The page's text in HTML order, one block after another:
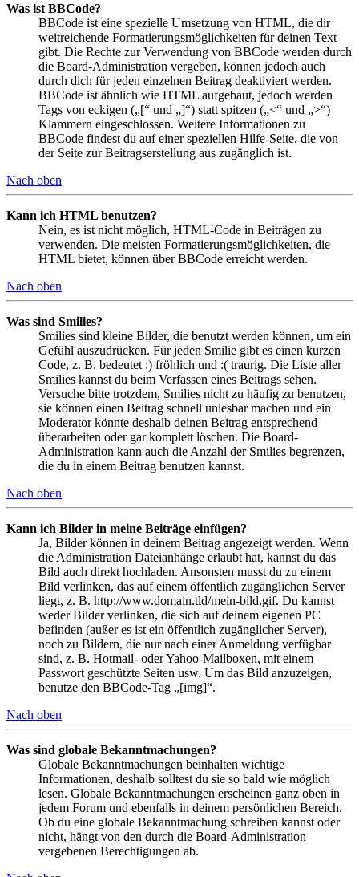
Was ist BBCode?
BBCode ist eine spezielle Umsetzung von HTML, die dir
weitreichende Formatierungsmöglichkeiten für deinen Text
gibt. Die Rechte zur Verwendung von BBCode werden durch
die Board-Administration vergeben, können jedoch auch
durch dich für jeden einzelnen Beitrag deaktiviert werden.
BBCode ist ähnlich wie HTML aufgebaut, jedoch werden
Tags von eckigen („[“ und „]“) statt spitzen („<“ und „>“)
Klammern eingeschlossen. Weitere Informationen zu
BBCode findest du auf einer speziellen Hilfe-Seite, die von
der Seite zur Beitragserstellung aus zugänglich ist.
Nach oben
Kann ich HTML benutzen?
Nein, es ist nicht möglich, HTML-Code in Beiträgen zu
verwenden. Die meisten Formatierungsmöglichkeiten, die
HTML bietet, können über BBCode erreicht werden.
Nach oben
Was sind Smilies?
Smilies sind kleine Bilder, die benutzt werden können, um ein
Gefühl auszudrücken. Für jeden Smilie gibt es einen kurzen
Code, z. B. bedeutet :) fröhlich und :( traurig. Die Liste aller
Smilies kannst du beim Verfassen eines Beitrags sehen.
Versuche bitte trotzdem, Smilies nicht zu häufig zu benutzen,
sie können einen Beitrag schnell unlesbar machen und ein
Moderator könnte deshalb deinen Beitrag entsprechend
überarbeiten oder gar komplett löschen. Die Board-
Administration kann auch die Anzahl der Smilies begrenzen,
die du in einem Beitrag benutzen kannst.
Nach oben
Kann ich Bilder in meine Beiträge einfügen?
Ja, Bilder können in deinem Beitrag angezeigt werden. Wenn
die Administration Dateianhänge erlaubt hat, kannst du das
Bild auch direkt hochladen. Ansonsten musst du zu einem
Bild verlinken, das auf einem öffentlich zugänglichen Server
liegt, z. B. http://www.domain.tld/mein-bild.gif. Du kannst
weder Bilder verlinken, die sich auf deinem eigenen PC
befinden (außer es ist ein öffentlich zugänglicher Server),
noch zu Bildern, die nur nach einer Anmeldung verfügbar
sind, z. B. Hotmail- oder Yahoo-Mailboxen, mit einem
Passwort geschützte Seiten usw. Um das Bild anzuzeigen,
benutze den BBCode-Tag „[img]“.
Nach oben
Was sind globale Bekanntmachungen?
Globale Bekanntmachungen beinhalten wichtige
Informationen, deshalb solltest du sie so bald wie möglich
lesen. Globale Bekanntmachungen erscheinen ganz oben in
jedem Forum und ebenfalls in deinem persönlichen Bereich.
Ob du eine globale Bekanntmachung schreiben kannst oder
nicht, hängt von den durch die Board-Administration
vergebenen Berechtigungen ab.